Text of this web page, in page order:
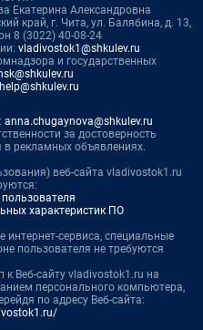
Екатерина Александровна
край, г. Чита, ул. Балябина, д. 13,
8 (3022) 40-08-24
vladivostok1@shkulev.ru
и государственных
help@shkulev.ru
anna.chugaynova@shkulev.ru
за достоверность
рекламных объявлениях.
веб-сайта vladivostok1.ru
характеристик ПО
интернет-сервиса, специальные
пользователя не требуются
к Веб-сайту vladivostok1.ru на
персонального компьютера,
по адресу Веб-сайта: